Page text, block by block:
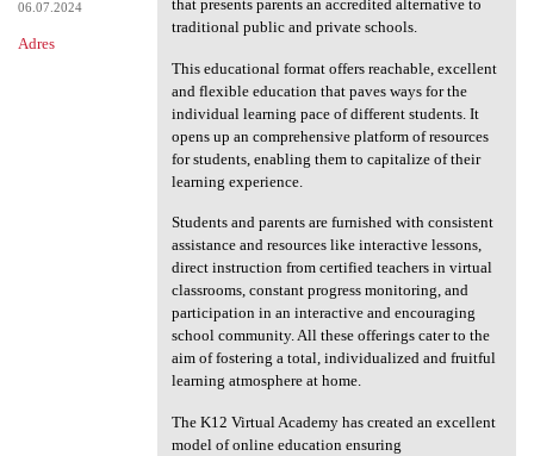
06.07.2024
Adres
that presents parents an accredited alternative to
traditional public and private schools.
This educational format offers reachable, excellent
and flexible education that paves ways for the
individual learning pace of different students. It
opens up an comprehensive platform of resources
for students, enabling them to capitalize of their
learning experience.
Students and parents are furnished with consistent
assistance and resources like interactive lessons,
direct instruction from certified teachers in virtual
classrooms, constant progress monitoring, and
participation in an interactive and encouraging
school community. All these offerings cater to the
aim of fostering a total, individualized and fruitful
learning atmosphere at home.
The K12 Virtual Academy has created an excellent
model of online education ensuring